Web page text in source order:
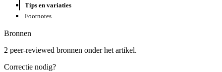
Tips en variaties
Footnotes
Bronnen
2 peer-reviewed bronnen onder het artikel.
Correctie nodig?